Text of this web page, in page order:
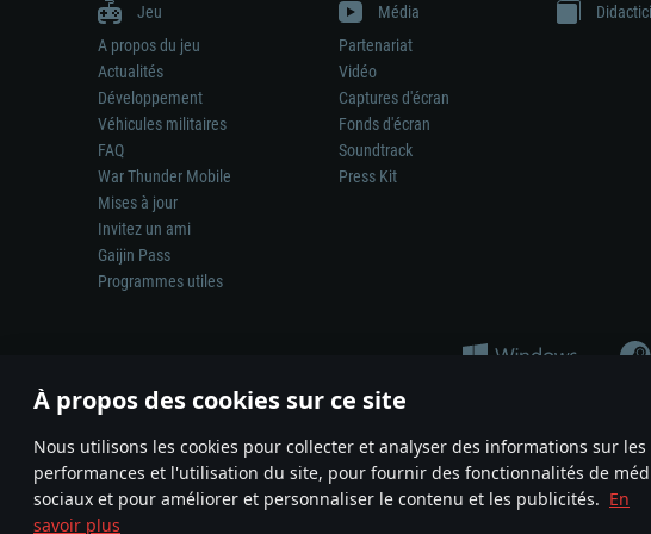
À propos des cookies sur ce site
Nous utilisons les cookies pour collecter et analyser des informations sur les
performances et l'utilisation du site, pour fournir des fonctionnalités de
sociaux et pour améliorer et personnaliser le contenu et les publicités. En
savoir plus
Jeu
A propos du jeu
Actualités
Développement
Véhicules militaires
FAQ
War Thunder Mobile
Mises à jour
Invitez un ami
Gaijin Pass
Programmes utiles
Média
Partenariat
Vidéo
Captures d'écran
Fonds d'écran
Soundtrack
Press Kit
La représentation d’une arme ou d’un véhicule réel dans ce jeu ne signifie pas la
© 2011—2026 Gaijin Games Kft. All trademarks, logos and brand names are the
Termes et conditions